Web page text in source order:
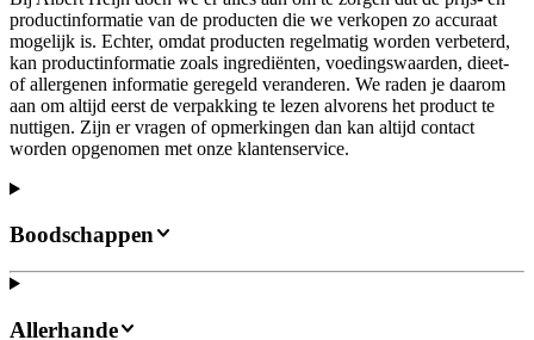
productinformatie van de producten die we verkopen zo accuraat
mogelijk is. Echter, omdat producten regelmatig worden verbeterd,
kan productinformatie zoals ingrediënten, voedingswaarden, dieet-
of allergenen informatie geregeld veranderen. We raden je daarom
aan om altijd eerst de verpakking te lezen alvorens het product te
nuttigen. Zijn er vragen of opmerkingen dan kan altijd contact
worden opgenomen met onze klantenservice.
Boodschappen
Allerhande